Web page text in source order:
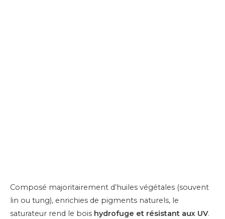
Composé majoritairement d’huiles végétales (souvent
lin ou tung), enrichies de pigments naturels, le
saturateur rend le bois hydrofuge et résistant aux UV.